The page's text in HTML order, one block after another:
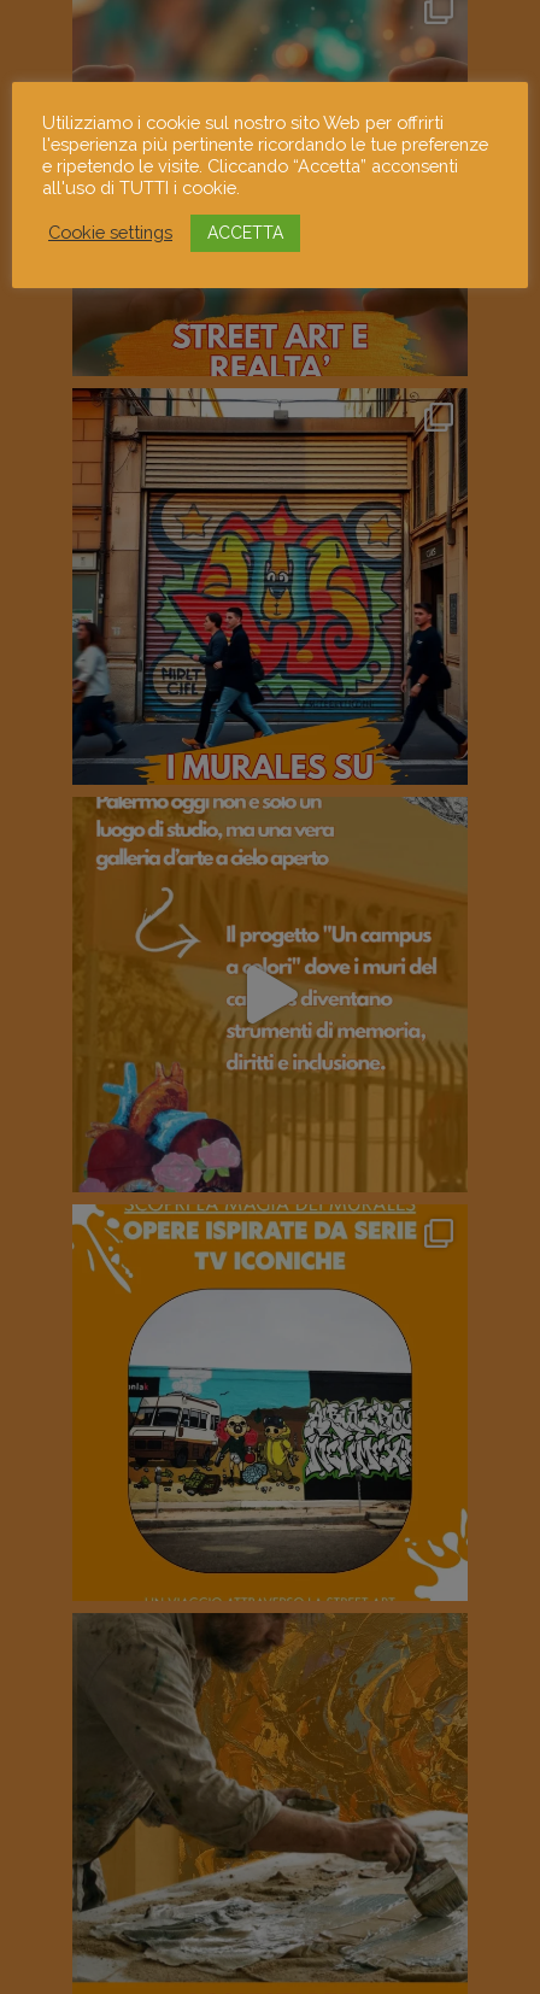
Utilizziamo i cookie sul nostro sito Web per offrirti
l'esperienza più pertinente ricordando le tue preferenze
e ripetendo le visite. Cliccando “Accetta” acconsenti
all'uso di TUTTI i cookie.
Cookie settings ACCETTA